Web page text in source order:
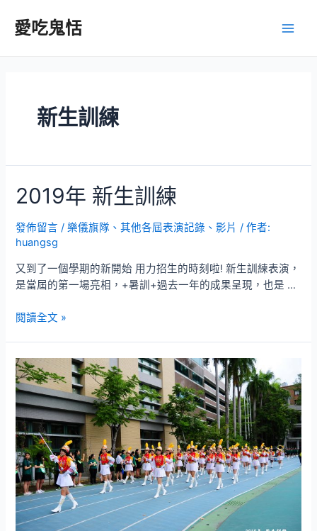
愛吃鬼恬
新生訓練
2019年 新生訓練
發佈留言 /樂儀旗隊 、其他各屆表演記錄、影片 / 作者:
huangsg
又到了一個學期的新開始 用力招生的時刻啦! 新生訓練表演，
是當屆的第一場亮相，+暑訓+過去一年的成果呈現，也是 …
2019
生
訓
練
閱讀全文 »